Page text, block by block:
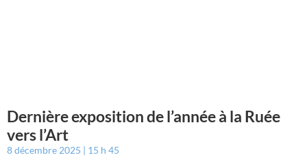
Dernière exposition de l’année à la Ruée
vers l’Art
8 décembre 2025 15 h 45